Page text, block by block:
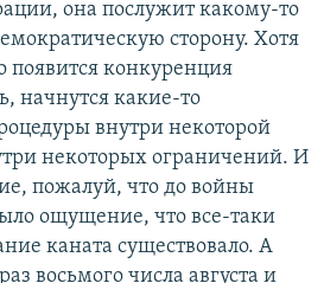
она послужит какому-то
сторону. Хотя
появится конкуренция
начнутся какие-то
внутри некоторой
некоторых ограничений. И
пожалуй, что до войны
ощущение, что все-таки
каната существовало. А
восьмого числа августа и